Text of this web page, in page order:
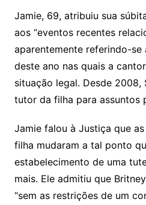
Jamie, 69, atribuiu sua
aos “eventos recentes
aparentemente referindo-se
deste ano nas quais a
situação legal. Desde 2008,
tutor da filha para assuntos
Jamie falou à Justiça que
filha mudaram a tal ponto
estabelecimento de uma
mais. Ele admitiu que
“sem as restrições de um